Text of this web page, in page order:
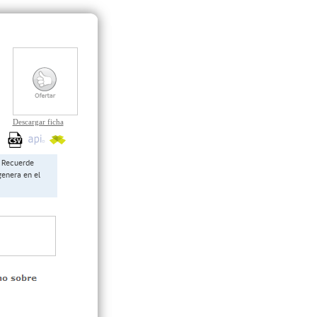
en el
Descargar ficha